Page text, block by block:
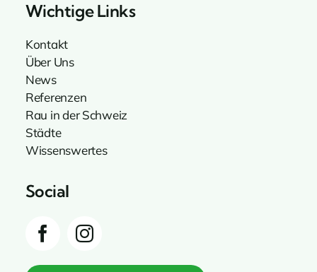
Wichtige Links
Kontakt
Über Uns
News
Referenzen
Rau in der Schweiz
Städte
Wissenswertes
Social